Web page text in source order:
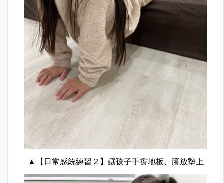
▲【日常感統練習２】讓孩子手撐地板、腳放墊上